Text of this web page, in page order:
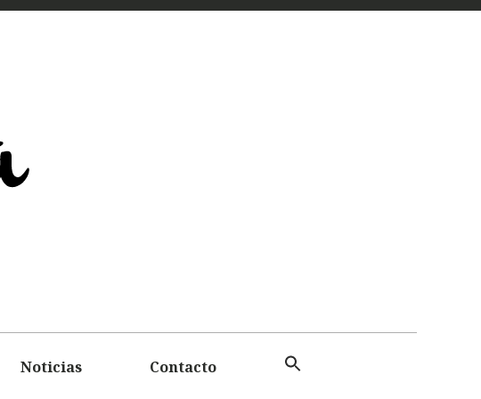
Noticias Contacto